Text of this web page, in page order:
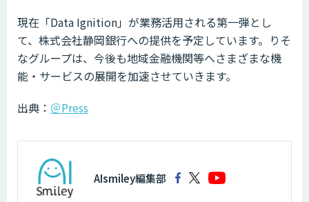
現在「Data Ignition」が業務活用される第一弾とし
て、株式会社静岡銀行への提供を予定しています。りそ
なグループは、今後も地域金融機関等へさまざまな機
能・サービスの展開を加速させていきます。
出典： ＠Press
AIsmiley編集部